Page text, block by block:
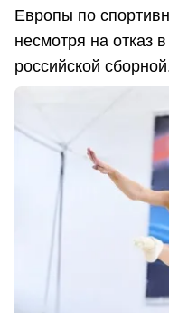
Европы по
несмотря на отказ
российской